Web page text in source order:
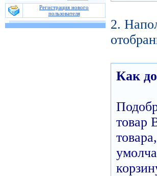
Регистрация нового
пользователя
2.
Как
товар